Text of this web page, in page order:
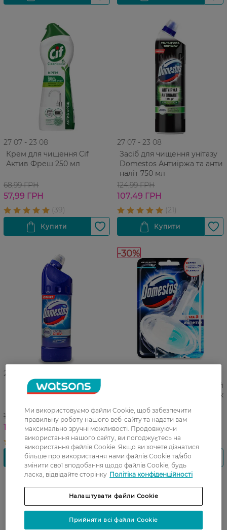
27 07 - 23 08
Крем для чищення Cif
Актив Фреш 250 мл
68,99 ГРН
57,99 ГРН
27 07 - 23 08
Засіб для чищення унітазу
Domestos Антиіржа та анти
наліт 750 мл
124,99 ГРН
107,49 ГРН
27 07 - 23 08
Засіб для чищення унітазу
Domestos Експерт Сила 7 1
153,99 ГРН
129,49 ГРН
-30%
Блок для унітазу гігієнічний
Domestos Сила 3в1 Атлантік
76,99 ГРН
53,99 ГРН
-20%
Ми використовуємо файли Cookie, щоб забезпечити
правильну роботу нашого веб-сайту та надати вам
максимально зручні можливості. Продовжуючи
використання нашого сайту, ви погоджуєтесь на
використання файлів Cookie. Якщо ви хочете дізнатися
більше про використання нами файлів Cookie та/або
змінити свої вподобання щодо файлів Cookie, будь
ласка, відвідайте сторінку Політіка конфіденційності
Налаштувати файли Cookie
Прийняти всі файли Cookie